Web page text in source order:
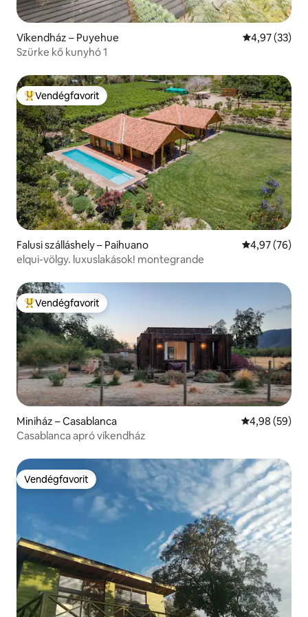
Víkendház – Puyehue Átlagos
4,97 (33)
Szürke kő kunyhó 1
Kiemelt vendégfavorit
Vendégfavorit
Falusi szálláshely – Paihuano Átlagos
4,97 (76)
elqui-völgy. luxuslakások! montegrande
Kiemelt vendégfavorit
Vendégfavorit
Miniház – Casablanca Átlagos
4,98 (59)
Casablanca apró víkendház
Vendégfavorit
Vendégfavorit